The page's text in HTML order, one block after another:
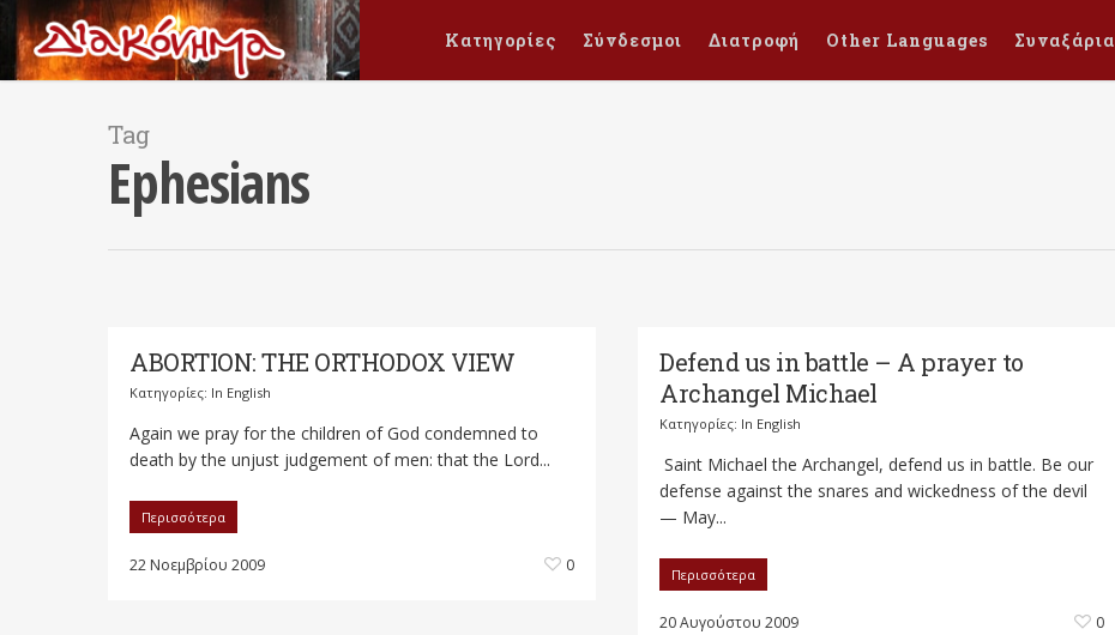
Κατηγορίες Σύνδεσμοι Διατροφή Other Languages Συναξάρια
Tag
Ephesians
ABORTION: THE ORTHODOX VIEW
Κατηγορίες: In English
Again we pray for the children of God condemned to
death by the unjust judgement of men: that the Lord...
Περισσότερα
22 Νοεμβρίου 2009 0
Defend us in battle – A prayer to
Archangel Michael
Κατηγορίες: In English
Saint Michael the Archangel, defend us in battle. Be our
defense against the snares and wickedness of the devil
— May...
Περισσότερα
20 Αυγούστου 2009 0